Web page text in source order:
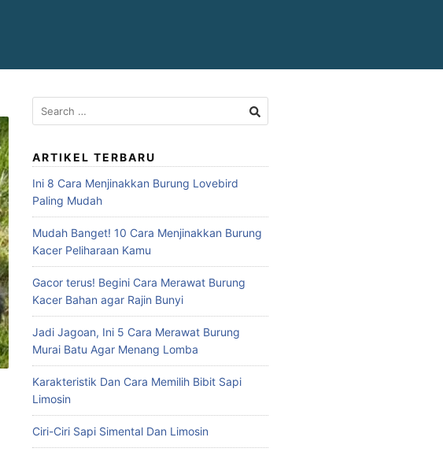
Search
for:
ARTIKEL TERBARU
Ini 8 Cara Menjinakkan Burung Lovebird
Paling Mudah
Mudah Banget! 10 Cara Menjinakkan Burung
Kacer Peliharaan Kamu
Gacor terus! Begini Cara Merawat Burung
Kacer Bahan agar Rajin Bunyi
Jadi Jagoan, Ini 5 Cara Merawat Burung
Murai Batu Agar Menang Lomba
Karakteristik Dan Cara Memilih Bibit Sapi
Limosin
Ciri-Ciri Sapi Simental Dan Limosin